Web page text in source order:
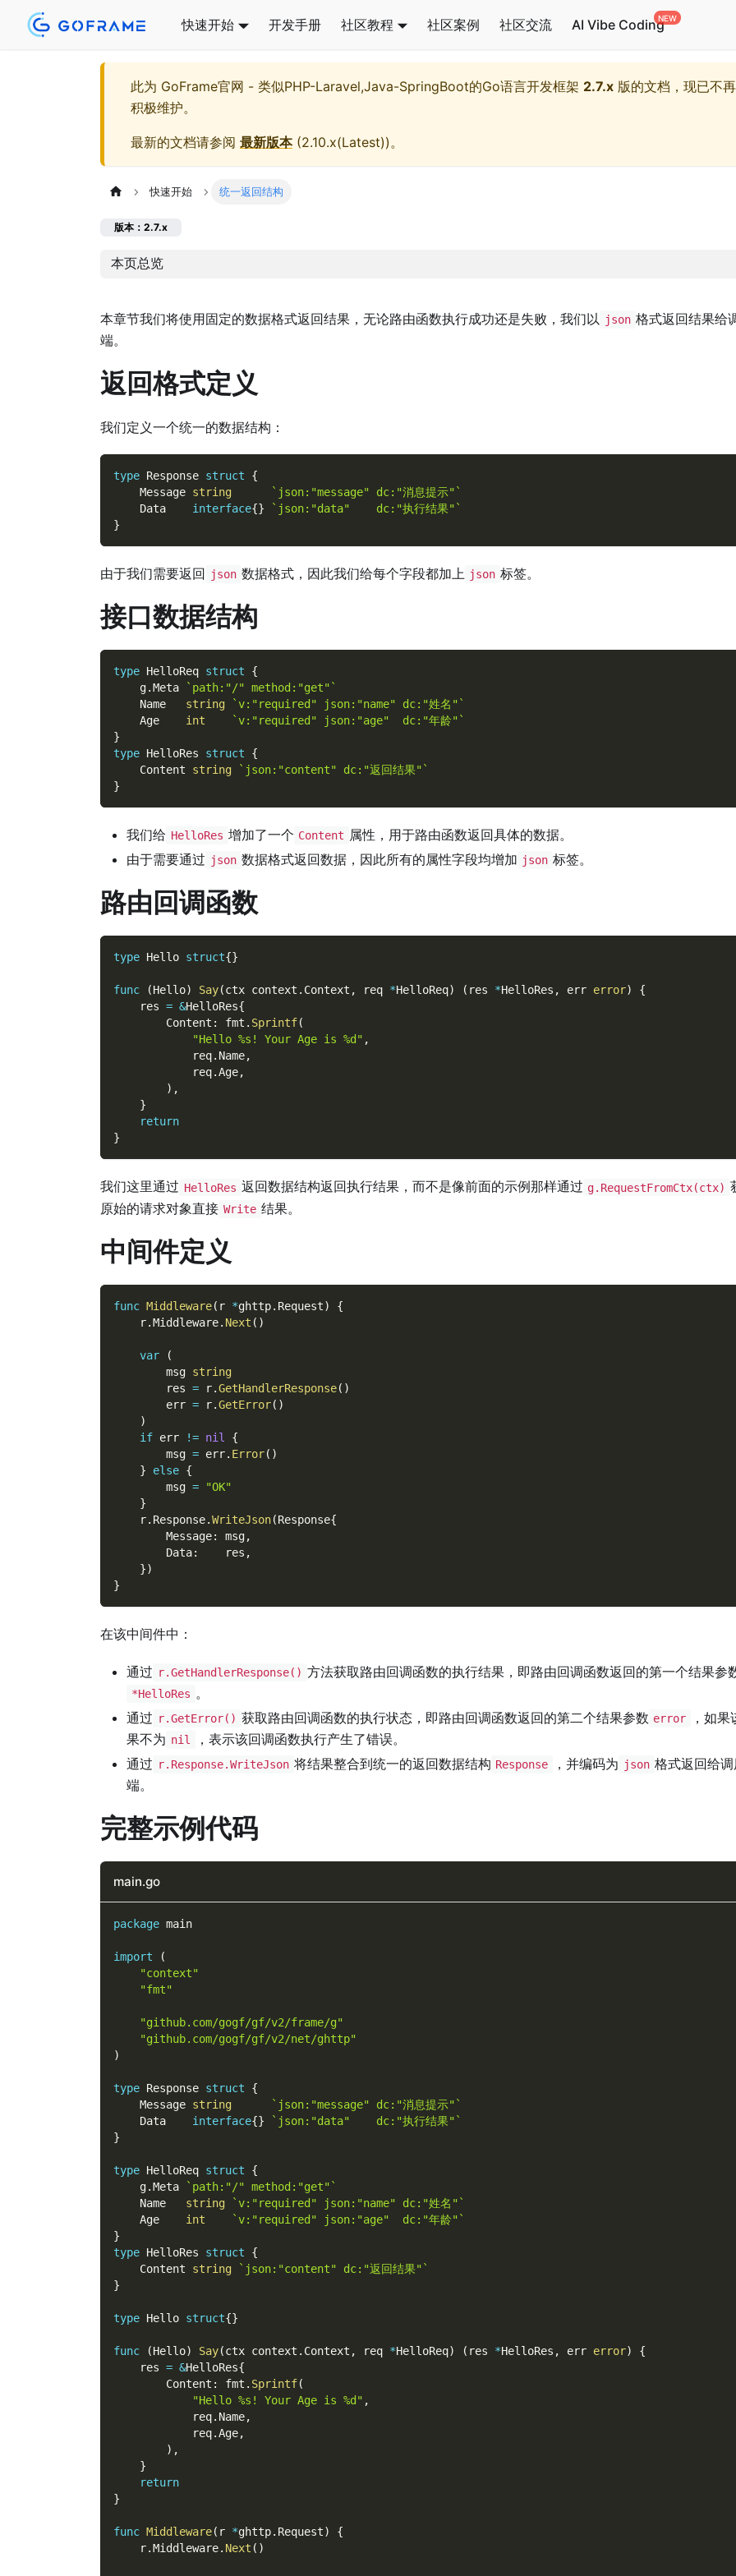
快速开始 开发手册 社区教程 社区案例 社区交流 AI Vibe Coding
此为 GoFrame官网 - 类似PHP-Laravel,Java-SpringBoot的Go语言开发框架 2.7.x 版的文档，现已不再
积极维护。
最新的文档请参阅 最新版本(2.10.x(Latest))。
快速开始 统一返回结构
版本：2.7.x
本页总览
本章节我们将使用固定的数据格式返回结果，无论路由函数执行成功还是失败，我们以 json 格式返回结果给
端。
返回格式定义
我们定义一个统一的数据结构：
type Response struct
{
    Message
string
`json:"message" dc:"消息提示"`
    Data
interface{}
`json:"data"    dc:"执行结果"`
}
由于我们需要返回 json 数据格式，因此我们给每个字段都加上 json 标签。
接口数据结构
type HelloReq struct
{
    g
.Meta
`path:"/" method:"get"`
    Name
string
`v:"required" json:"name" dc:"姓名"`
    Age
int
`v:"required" json:"age"  dc:"年龄"`
}
type HelloRes struct
{
    Content
string
`json:"content" dc:"返回结果"`
}
我们给 HelloRes 增加了一个 Content 属性，用于路由函数返回具体的数据。
由于需要通过 json 数据格式返回数据，因此所有的属性字段均增加 json 标签。
路由回调函数
type Hello struct{}
func (Hello) Say(ctx context . Context , req *HelloReq) ( res *HelloRes , err error)
{
    res
= &HelloRes{
        Content
: fmt . Sprintf(
"Hello %s! Your Age is %d" ,
            req
. Name,
            req
.Age,
) ,
}
return
}
我们这里通过 HelloRes 返回数据结构返回执行结果，而不是像前面的示例那样通过 g.RequestFromCtx(ctx)
原始的请求对象直接 Write 结果。
中间件定义
func Middleware( r *ghttp. Request)
{
    r
.Middleware. Next ( )
var
(
        msg
string
        res
= r.GetHandlerResponse( )
        err
= r.GetError( )
)
if err != nil
{
        msg
= err. Error( )
}
else {
        msg
=
"OK"
}
    r
. Response.WriteJson(Response{
        Message
: msg,
        Data
:
    res
,
})
}
在该中间件中：
通过 r.GetHandlerResponse() 方法获取路由回调函数的执行结果，即路由回调函数返回的第一个结果参
*HelloRes 。
通过 r.GetError() 获取路由回调函数的执行状态，即路由回调函数返回的第二个结果参数 error
，如果
果不为 nil
，表示该回调函数执行产生了错误。
通过 r.Response.WriteJson 将结果整合到统一的返回数据结构 Response ，并编码为 json 格式返回给调
端。
完整示例代码
main.go
package main
import
(
"context"
"fmt"
"github.com/gogf/gf/v2/frame/g"
"github.com/gogf/gf/v2/net/ghttp"
)
type Response struct
{
    Message
string
`json:"message" dc:"消息提示"`
    Data
interface{}
`json:"data"    dc:"执行结果"`
}
type HelloReq struct
{
    g
.Meta
`path:"/" method:"get"`
    Name
string
`v:"required" json:"name" dc:"姓名"`
    Age
int
`v:"required" json:"age"  dc:"年龄"`
}
type HelloRes struct
{
    Content
string
`json:"content" dc:"返回结果"`
}
type Hello struct{}
func (Hello) Say(ctx context . Context , req *HelloReq) ( res *HelloRes , err error)
{
    res
= &HelloRes{
        Content
: fmt . Sprintf(
"Hello %s! Your Age is %d" ,
            req
. Name,
            req
.Age,
) ,
}
return
}
func Middleware( r *ghttp. Request)
{
    r
.Middleware. Next ( )